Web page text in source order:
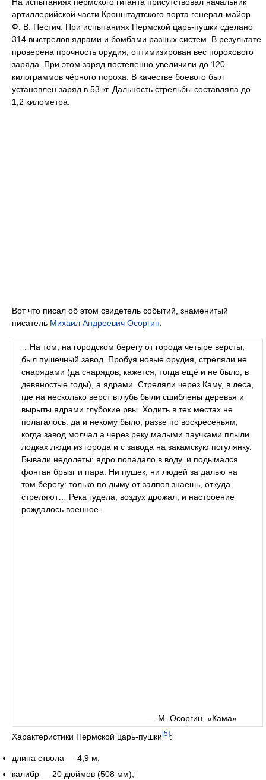
На испытаниях пермского гиганта присутствовал начальник
артиллерийской части Кронштадтского порта генерал-майор
Ф. В. Пестич. При испытаниях Пермской царь-пушки сделано
314 выстрелов ядрами и бомбами разных систем. В результате
проверена прочность орудия, оптимизирован вес порохового
заряда. При этом заряд постепенно увеличили до 120
килограммов чёрного пороха. В качестве боевого был
установлен заряд в 53 кг. Дальность стрельбы составляла до
1,2 километра.
Вот что писал об этом свидетель событий, знаменитый
писатель Михаил Андреевич Осоргин:
…На том, на городском берегу от города четыре версты,
был пушечный завод. Пробуя новые орудия, стреляли не
снарядами (да снарядов, кажется, тогда ещё и не было, в
девяностые годы), а ядрами. Стреляли через Каму, в леса,
где на несколько верст вглубь были сшиблены деревья и
вырыты ядрами глубокие рвы. Ходить в тех местах не
полагалось. да и некому было, paзве по воскресеньям,
когда завод молчал а через реку малыми паучками плыли
лодках люди из города и с завода на закамскую погулянку.
Бывали недолеты: ядро попадало в воду, и подымался
фонтан брызг и пара. Ни пушек, ни людей за далью на
том берегу: только по дыму от залпов знаешь, откуда
стреляют… Река гудела, воздух дрожал, и настроение
рождалось военное.
— М. Осоргин, «Кама»
Характеристики Пермской царь-пушки [5]:
длина ствола — 4,9 м;
калибр — 20 дюймов (508 мм);